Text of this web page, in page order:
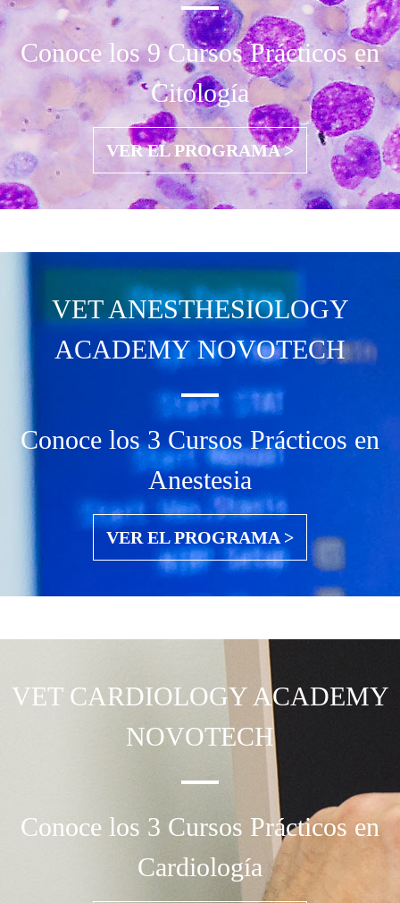
Conoce los 9 Cursos Prácticos en
Citología
VER EL PROGRAMA >
VET ANESTHESIOLOGY
ACADEMY NOVOTECH
Conoce los 3 Cursos Prácticos en
Anestesia
VER EL PROGRAMA >
VET CARDIOLOGY ACADEMY
NOVOTECH
Conoce los 3 Cursos Prácticos en
Cardiología